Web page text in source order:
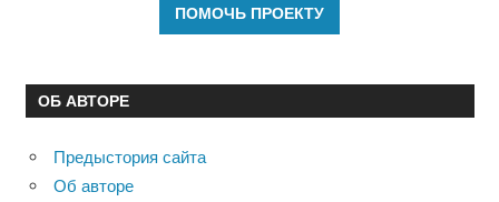
ОБ АВТОРЕ
Предыстория сайта
Об авторе